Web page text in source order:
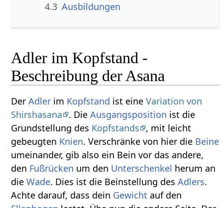
4.3 Ausbildungen
Adler im Kopfstand -
Beschreibung der Asana
DerAdler im Kopfstand ist eineVariation von
Shirshasana
. DieAusgangsposition ist die
Grundstellung des Kopfstands
, mit leicht
gebeugten Knien. Verschränke von hier die Beine
umeinander, gib also ein Bein vor das andere,
den Fußrücken um den Unterschenkel herum an
dieWade. Dies ist die Beinstellung desAdlers.
Achte darauf, dass dein Gewicht auf den